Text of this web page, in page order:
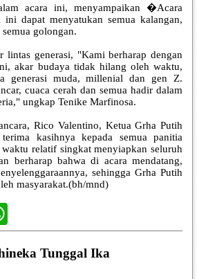
acara ini, menyampaikan �Acara
ini dapat menyatukan semua kalangan,
golongan.
lintas generasi, "Kami berharap dengan
akar budaya tidak hilang oleh waktu,
generasi muda, millenial dan gen Z.
cuaca cerah dan semua hadir dalam
ungkap Tenike Marfinosa.
Rico Valentino, Ketua Grha Putih
kasihnya kepada semua panitia
relatif singkat menyiapkan seluruh
berharap bahwa di acara mendatang,
sehingga Grha Putih
masyarakat.(bh/mnd)
WhatsApp
Tunggal Ika